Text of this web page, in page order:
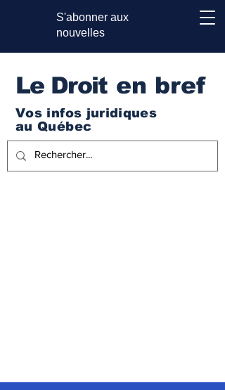
S'abonner aux
nouvelles
Le Droit en bref
Vos infos juridiques
au Québec